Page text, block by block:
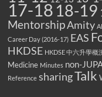
17-18 18-19
MentorshipAmity
Career Day (2016-17) EAS
HKDSE HKDSE 中六升學概
Medicine Minutes non-
Reference sharingTalk